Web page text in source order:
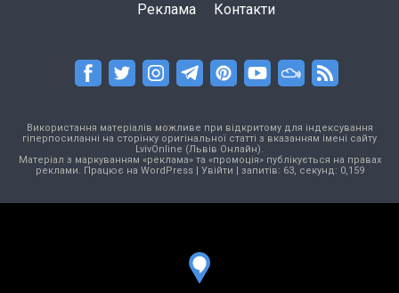
Реклама Контакти
Використання матеріалів можливе при відкритому для індексування
гіперпосиланні на сторінку оригінальної статті з вказанням імені сайту
LvivOnline (Львів Онлайн).
Матеріал з маркуванням «реклама» та «промоція» публікується на правах
реклами. Працює на WordPress| Увійти | запитів: 63, секунд: 0,159